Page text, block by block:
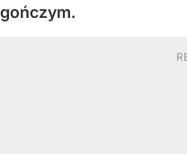
gończym.